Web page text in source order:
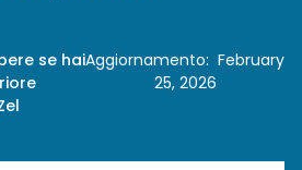
se haiAggiornamento: February
25, 2026